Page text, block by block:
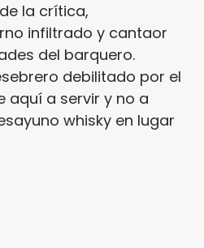
la crítica,
infiltrado y cantaor
del barquero.
debilitado por el
aquí a servir y no a
whisky en lugar